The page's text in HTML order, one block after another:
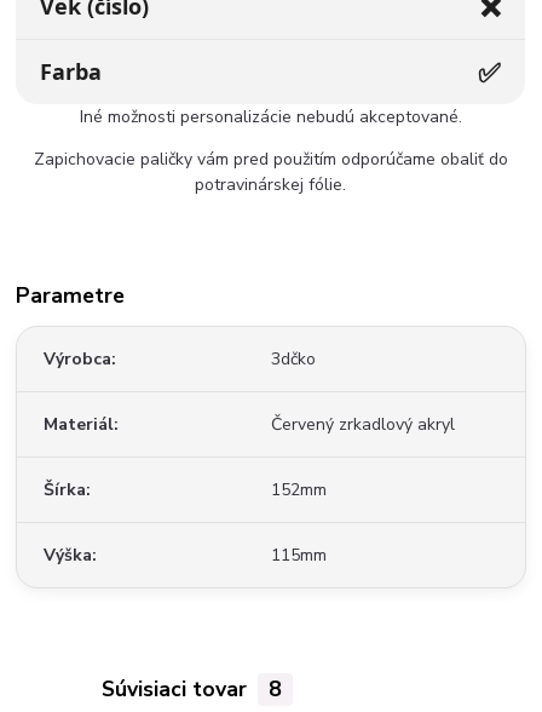
Vek (číslo)
Farba ✅
Iné možnosti personalizácie nebudú akceptované.
Zapichovacie paličky vám pred použitím odporúčame obaliť do
potravinárskej fólie.
Parametre
Výrobca 3dčko
Materiál Červený zrkadlový akryl
Šírka 152mm
Výška 115mm
Súvisiaci tovar 8